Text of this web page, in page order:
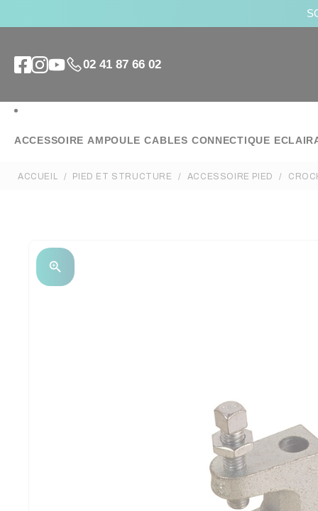
02 41 87 66 02
ACCESSOIRE AMPOULE CABLES CONNECTIQUE
ACCUEIL PIED ET STRUCTURE ACCESSOIRE PIED
zoom_in